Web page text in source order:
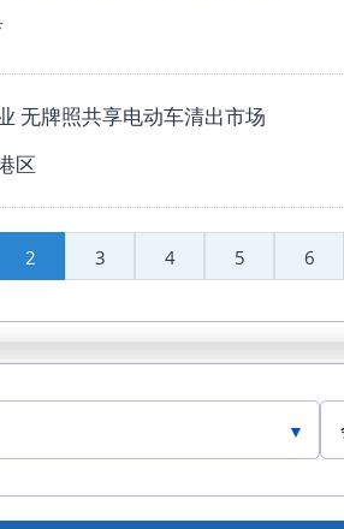
无牌照共享电动车清出市场
区
2 3 4 5 6